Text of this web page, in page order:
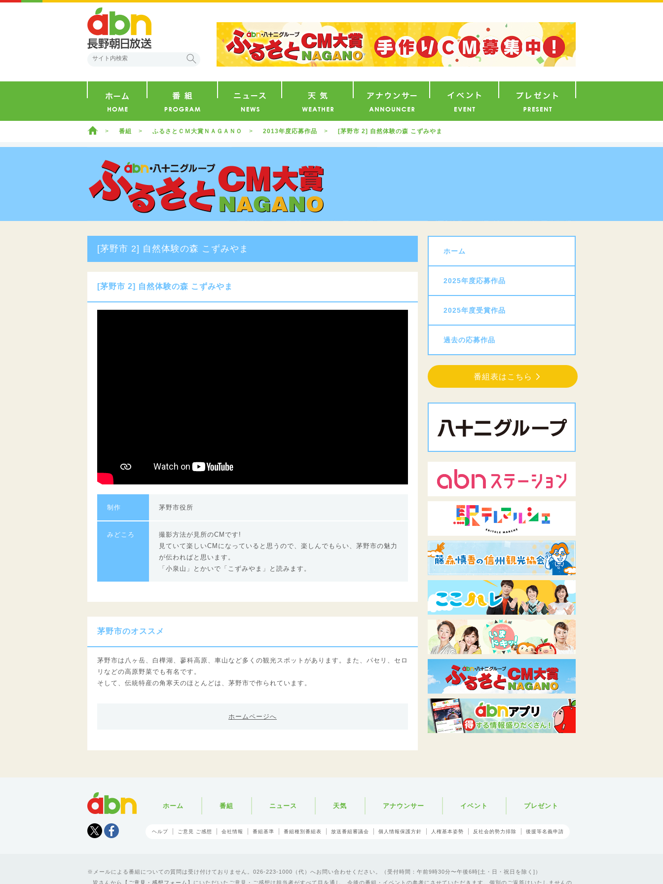
ホーム 番組 ふるさとＣＭ大賞ＮＡＧＡＮＯ 2013年度応募作品 [茅野市 2] 自然体験の森 こずみやま
[茅野市 2] 自然体験の森 こずみやま
[茅野市 2] 自然体験の森 こずみやま
制作 茅野市役所
みどころ
撮影方法が見所のCMです!
見ていて楽しいCMになっていると思うので、楽しんでもらい、茅野市の魅力
が伝わればと思います。
「小泉山」とかいで「こずみやま」と読みます。
茅野市のオススメ
茅野市は八ヶ岳、白樺湖、蓼科高原、車山など多くの観光スポットがあります。また、パセリ、セロ
リなどの高原野菜でも有名です。
そして、伝統特産の角寒天のほとんどは、茅野市で作られています。
ホームページへ
ホーム
2025年度応募作品
2025年度受賞作品
過去の応募作品
番組表はこちら
Tweet
ホーム 番組 ニュース 天気 アナウンサー イベント プレゼント
ヘルプ ご意見 ご感想 会社情報 番組基準 番組種別番組表 放送番組審議会 個人情報保護方針 人権基本姿勢 反社会的勢力排除 後援等名義申請
メールによる番組についての質問は受け付けておりません。026-223-1000（代）へお問い合わせください。（受付時間：午前9時30分〜午後6時[土・日・祝日を除く]）
皆さんから【 ご意見・感想フォーム 】にいただいたご意見・ご感想は担当者がすべて目を通し、今後の番組・イベントの参考にさせていただきます。個別のご返答はいたしませんの